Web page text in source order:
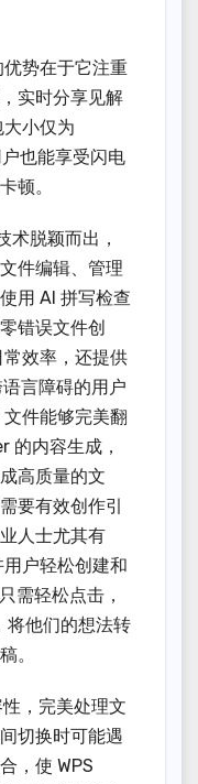
势在于它注重
实时分享见解
小仅为
也能享受闪电
顿。
术脱颖而出，
件编辑、管理
用 AI 拼写检查
错误文件创
效率，还提供
言障碍的用户
件能够完美翻
的内容生成，
高质量的文
要有效创作引
人士尤其有
户轻松创建和
需轻松点击，
将他们的想法转
。
，完美处理文
切换时可能遇
，使 WPS